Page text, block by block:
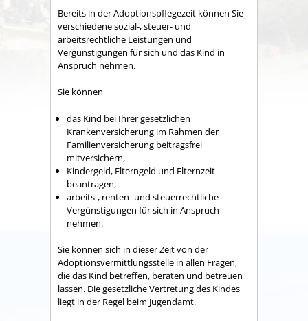
Bereits in der Adoptionspflegezeit können Sie
verschiedene sozial-, steuer- und
arbeitsrechtliche Leistungen und
Vergünstigungen für sich und das Kind in
Anspruch nehmen.
Sie können
das Kind bei Ihrer gesetzlichen
Krankenversicherung im Rahmen der
Familienversicherung beitragsfrei
mitversichern,
Kindergeld, Elterngeld und Elternzeit
beantragen,
arbeits-, renten- und steuerrechtliche
Vergünstigungen für sich in Anspruch
nehmen.
Sie können sich in dieser Zeit von der
Adoptionsvermittlungsstelle in allen Fragen,
die das Kind betreffen, beraten und betreuen
lassen. Die gesetzliche Vertretung des Kindes
liegt in der Regel beim Jugendamt.